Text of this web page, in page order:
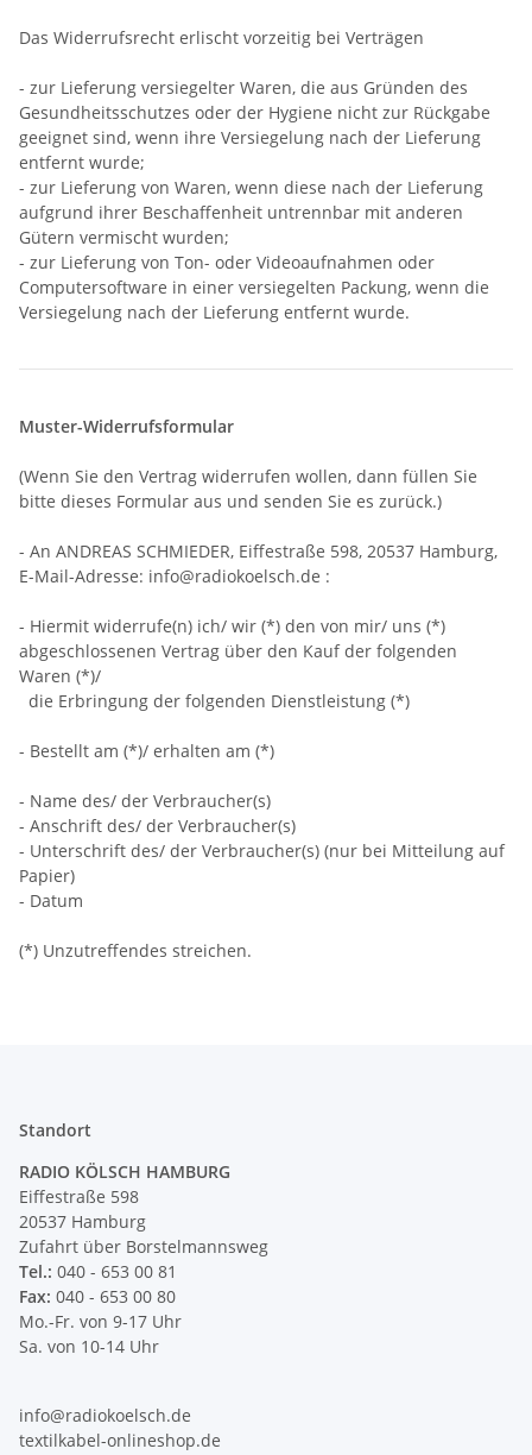
Das Widerrufsrecht erlischt vorzeitig bei Verträgen
- zur Lieferung versiegelter Waren, die aus Gründen des
Gesundheitsschutzes oder der Hygiene nicht zur Rückgabe
geeignet sind, wenn ihre Versiegelung nach der Lieferung
entfernt wurde;
- zur Lieferung von Waren, wenn diese nach der Lieferung
aufgrund ihrer Beschaffenheit untrennbar mit anderen
Gütern vermischt wurden;
- zur Lieferung von Ton- oder Videoaufnahmen oder
Computersoftware in einer versiegelten Packung, wenn die
Versiegelung nach der Lieferung entfernt wurde.
Muster-Widerrufsformular
(Wenn Sie den Vertrag widerrufen wollen, dann füllen Sie
bitte dieses Formular aus und senden Sie es zurück.)
- An ANDREAS SCHMIEDER, Eiffestraße 598, 20537 Hamburg,
E-Mail-Adresse: info@radiokoelsch.de :
- Hiermit widerrufe(n) ich/ wir (*) den von mir/ uns (*)
abgeschlossenen Vertrag über den Kauf der folgenden
Waren (*)/
die Erbringung der folgenden Dienstleistung (*)
- Bestellt am (*)/ erhalten am (*)
- Name des/ der Verbraucher(s)
- Anschrift des/ der Verbraucher(s)
- Unterschrift des/ der Verbraucher(s) (nur bei Mitteilung auf
Papier)
- Datum
(*) Unzutreffendes streichen.
Standort
RADIO KÖLSCH HAMBURG
Eiffestraße 598
20537 Hamburg
Zufahrt über Borstelmannsweg
Tel.: 040 - 653 00 81
Fax: 040 - 653 00 80
Mo.-Fr. von 9-17 Uhr
Sa. von 10-14 Uhr
info@radiokoelsch.de
textilkabel-onlineshop.de